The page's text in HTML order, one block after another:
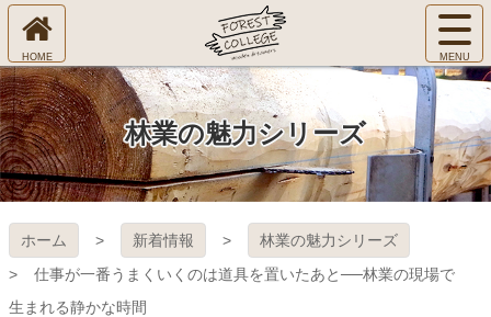
コ
テ
ン
ツ
本
文
へ
ス
プ
林業の魅力シリーズ
ホーム 新着情報
林業の魅力シリーズ
仕事が一番うまくいくのは道具を置いたあと──林業の現場で
生まれる静かな時間
㈱Ｆ
ＯＲ
ＥＳ
Ｔ Ｃ
ＯＬ
ホ
ー
ム
へ
サ
イ
ト
ュ
ー
を
開